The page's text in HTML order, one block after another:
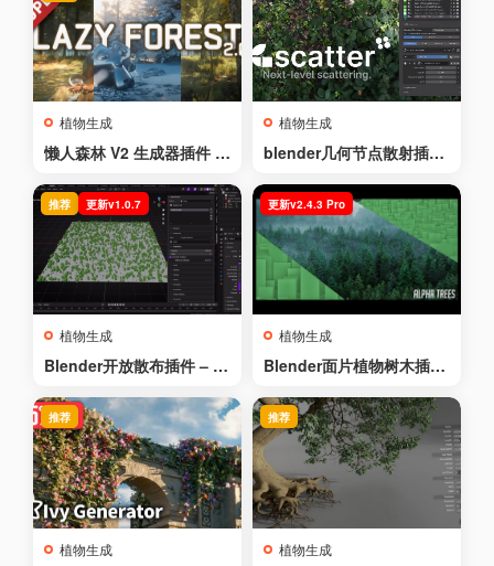
植物生成
懒人森林 V2 生成器插件 –
rest V2 Generator Addon
– Trees & Plants Assets
植物生成
blender几何节点散射插件
植物生成
Blender开放散布插件 – O
推荐 更新v1.0.7
植物生成
Blender面片植物树木插件
+ Library
更新v2.4.3 Pro
植物生成
推荐
植物生成
推荐